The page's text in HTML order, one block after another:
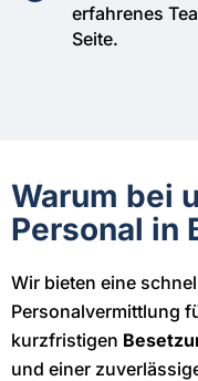
erfahrenes
Seite.
Warum bei
Personal in
Wir bieten eine
Personalvermittlung
kurzfristigen
und einer